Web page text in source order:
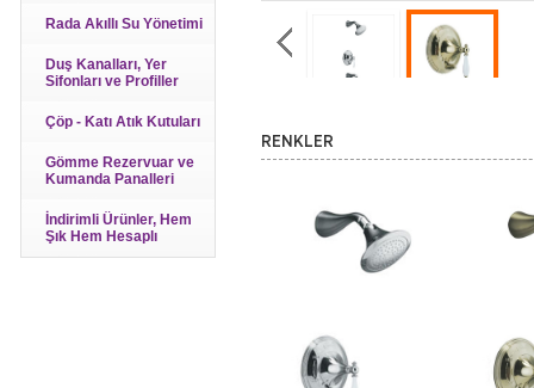
Rada Akıllı Su Yönetimi
Duş Kanalları, Yer
Sifonları ve Profiller
Çöp - Katı Atık Kutuları
Gömme Rezervuar ve
Kumanda Panalleri
İndirimli Ürünler, Hem
Şık Hem Hesaplı
RENKLER